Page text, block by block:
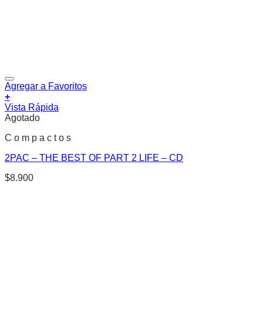
Agregar a Favoritos
+
Vista Rápida
Agotado
C o m p a c t o s
2PAC – THE BEST OF PART 2 LIFE – CD
$8.900